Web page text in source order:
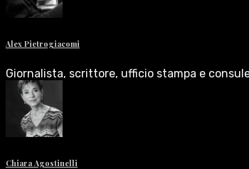
Alex Pietrogiacomi
Giornalista, scrittore, ufficio stampa e
Chiara Agostinelli